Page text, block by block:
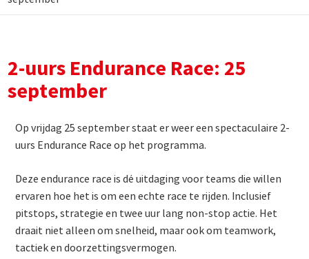
2-uurs Endurance Race: 25
september
Op vrijdag 25 september staat er weer een spectaculaire 2-
uurs Endurance Race op het programma.
Deze endurance race is dé uitdaging voor teams die willen
ervaren hoe het is om een echte race te rijden. Inclusief
pitstops, strategie en twee uur lang non-stop actie. Het
draait niet alleen om snelheid, maar ook om teamwork,
tactiek en doorzettingsvermogen.